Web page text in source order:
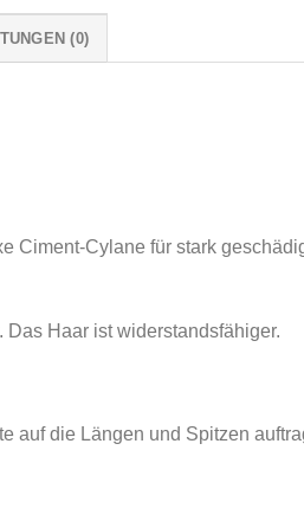
(0)
Ciment-Cylane für stark
Haar ist widerstandsfähiger.
auf die Längen und Spitzen